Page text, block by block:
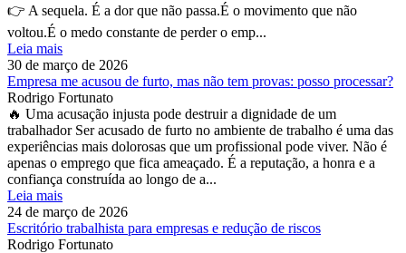
👉 A sequela. É a dor que não passa.É o movimento que não
voltou.É o medo constante de perder o emp...
Leia mais
30 de março de 2026
Empresa me acusou de furto, mas não tem provas: posso processar?
Rodrigo Fortunato
🔥 Uma acusação injusta pode destruir a dignidade de um
trabalhador Ser acusado de furto no ambiente de trabalho é uma das
experiências mais dolorosas que um profissional pode viver. Não é
apenas o emprego que fica ameaçado. É a reputação, a honra e a
confiança construída ao longo de a...
Leia mais
24 de março de 2026
Escritório trabalhista para empresas e redução de riscos
Rodrigo Fortunato